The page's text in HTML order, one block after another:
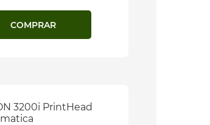
COMPRAR
3200i PrintHead